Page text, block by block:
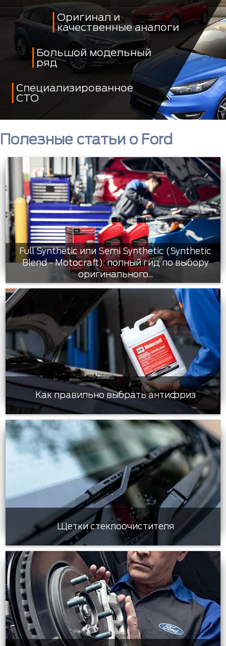
Оригинал и
качественные аналоги
Большой модельный
ряд
Специализированное
СТО
Полезные статьи о Ford
Full Synthetic или Semi Synthetic (Synthetic
Blend - Motocraft): полный гид по выбору
оригинального...
Как правильно выбрать антифриз
Щетки стеклоочистителя